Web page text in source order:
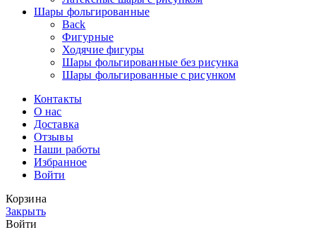
Шары фольгированные
Back
Фигурные
Ходячие фигуры
Шары фольгированные без рисунка
Шары фольгированные с рисунком
Контакты
О нас
Доставка
Отзывы
Наши работы
Избранное
Войти
Корзина
Закрыть
Войти